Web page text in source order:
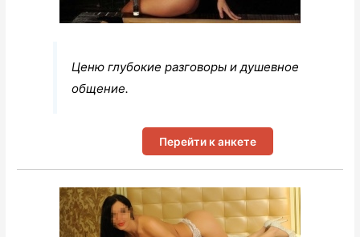
Ценю глубокие разговоры и душевное
общение.
Перейти к анкете